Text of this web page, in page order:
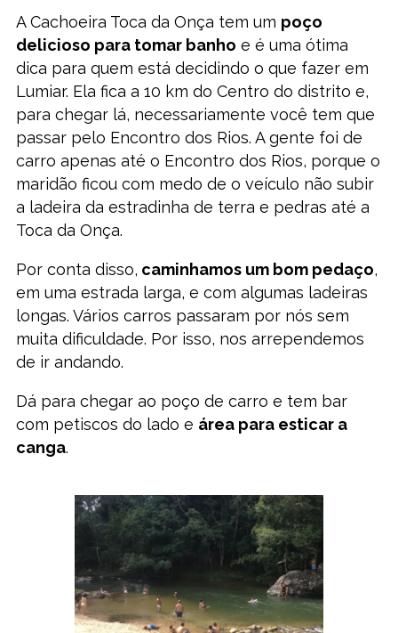
A Cachoeira Toca da Onça tem um poço
delicioso para tomar banho e é uma ótima
dica para quem está decidindo o que fazer em
Lumiar. Ela fica a 10 km do Centro do distrito e,
para chegar lá, necessariamente você tem que
passar pelo Encontro dos Rios. A gente foi de
carro apenas até o Encontro dos Rios, porque o
maridão ficou com medo de o veículo não subir
a ladeira da estradinha de terra e pedras até a
Toca da Onça.
Por conta disso, caminhamos um bom pedaço,
em uma estrada larga, e com algumas ladeiras
longas. Vários carros passaram por nós sem
muita dificuldade. Por isso, nos arrependemos
de ir andando.
Dá para chegar ao poço de carro e tem bar
com petiscos do lado e área para esticar a
canga.